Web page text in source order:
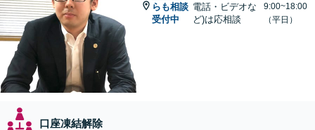
らも相談
受付中
電話・ビデオな
ど)は応相談
9:00~18:00
（平日）
口座凍結解除